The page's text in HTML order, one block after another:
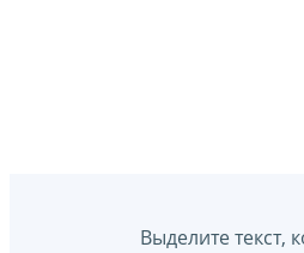
Выделите